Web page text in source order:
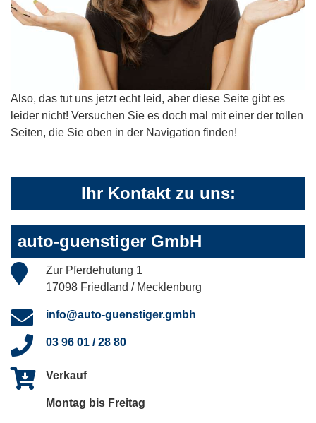
Also, das tut uns jetzt echt leid, aber diese Seite gibt es
leider nicht! Versuchen Sie es doch mal mit einer der tollen
Seiten, die Sie oben in der Navigation finden!
Ihr Kontakt zu uns:
auto-guenstiger GmbH
Zur Pferdehutung 1
17098 Friedland / Mecklenburg
info@auto-guenstiger.gmbh
03 96 01 / 28 80
Verkauf
Montag bis Freitag